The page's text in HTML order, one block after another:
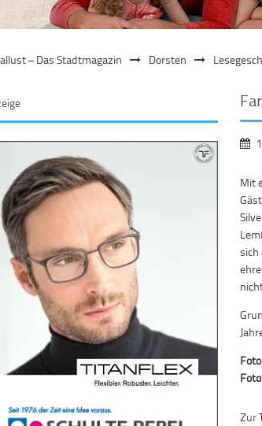
– Das Stadtmagazin Dorsten
Mit
sich
Zur